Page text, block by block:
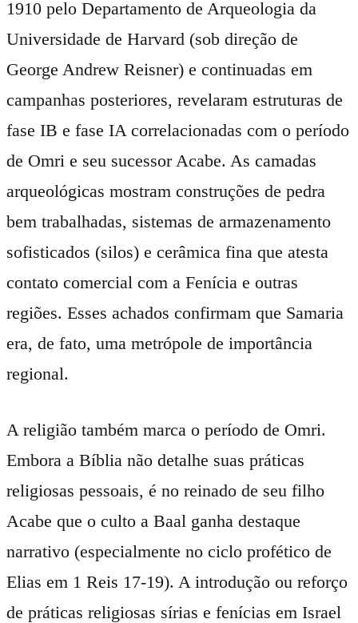
1910 pelo Departamento de Arqueologia da
Universidade de Harvard (sob direção de
George Andrew Reisner) e continuadas em
campanhas posteriores, revelaram estruturas de
fase IB e fase IA correlacionadas com o período
de Omri e seu sucessor Acabe. As camadas
arqueológicas mostram construções de pedra
bem trabalhadas, sistemas de armazenamento
sofisticados (silos) e cerâmica fina que atesta
contato comercial com a Fenícia e outras
regiões. Esses achados confirmam que Samaria
era, de fato, uma metrópole de importância
regional.
A religião também marca o período de Omri.
Embora a Bíblia não detalhe suas práticas
religiosas pessoais, é no reinado de seu filho
Acabe que o culto a Baal ganha destaque
narrativo (especialmente no ciclo profético de
Elias em 1 Reis 17-19). A introdução ou reforço
de práticas religiosas sírias e fenícias em Israel